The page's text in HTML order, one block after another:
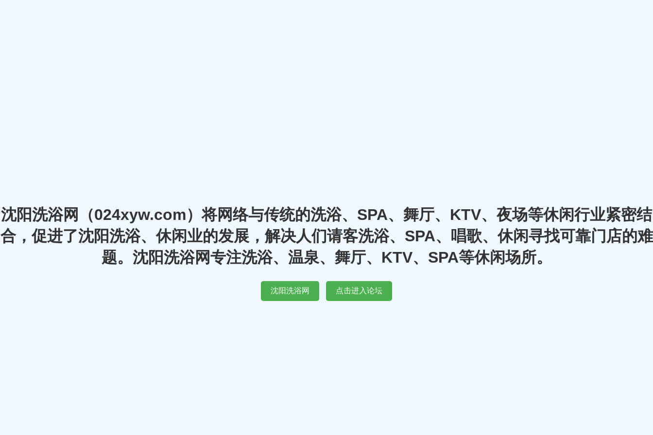
沈阳洗浴网（024xyw.com）将网络与传统的洗浴、SPA、舞厅、KTV、夜场等休闲行业紧密结
合，促进了沈阳洗浴、休闲业的发展，解决人们请客洗浴、SPA、唱歌、休闲寻找可靠门店的难
题。沈阳洗浴网专注洗浴、温泉、舞厅、KTV、SPA等休闲场所。
沈阳洗浴网 点击进入论坛